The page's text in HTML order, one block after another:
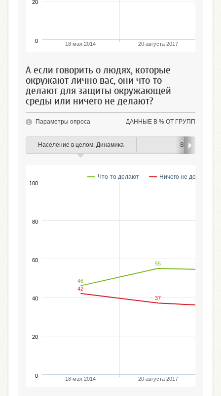
18 мая 2014 20 августа 2017
0
20
А если говорить о людях, которые
окружают лично вас, они что-то
делают для защиты окружающей
среды или ничего не делают?
ДАННЫЕ В % ОТ ГРУПП
Параметры опроса
Население в целом. Динамика Возраст
42
37
46
55
Что-то делают Ничего не делают
18 мая 2014 20 августа 2017
0
20
40
60
80
100